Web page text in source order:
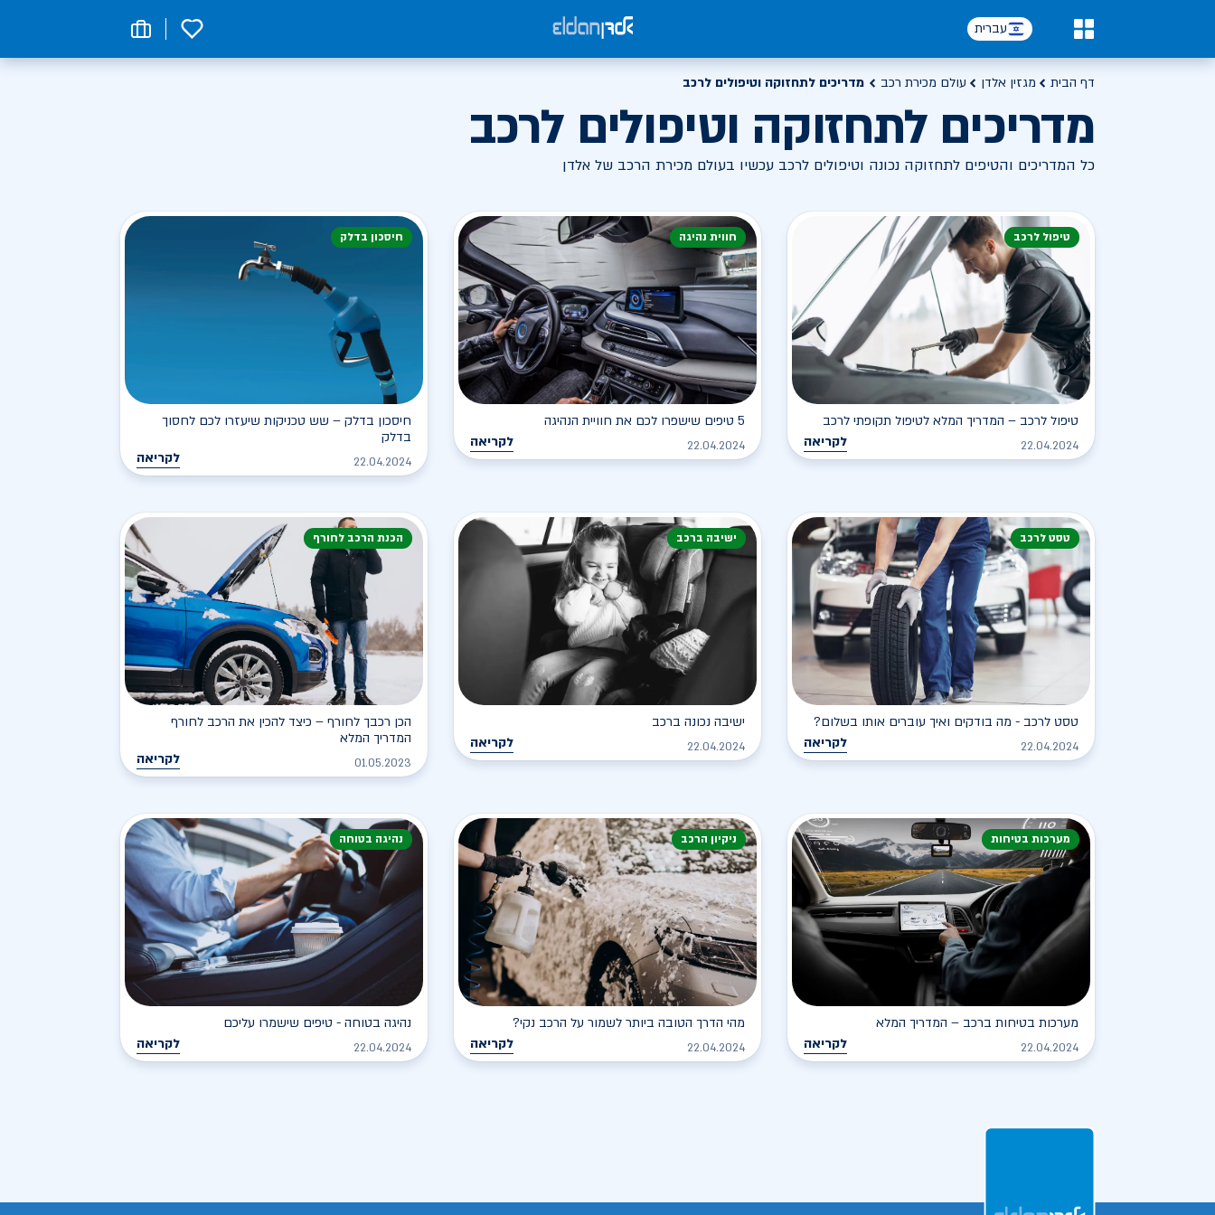
עברית 0
דף הבית מגזין אלדן עולם מכירת רכב מדריכים לתחזוקה וטיפולים לרכב
מדריכים לתחזוקה וטיפולים לרכב
כל המדריכים והטיפים לתחזוקה נכונה וטיפולים לרכב עכשיו בעולם מכירת הרכב של אלדן
טיפול לרכב
טיפול לרכב – המדריך המלא לטיפול תקופתי לרכב
22.04.2024 לקריאה
חווית נהיגה
5 טיפים שישפרו לכם את חוויית הנהיגה
22.04.2024 לקריאה
חיסכון בדלק
חיסכון בדלק – שש טכניקות שיעזרו לכם לחסוך
בדלק
22.04.2024 לקריאה
טסט לרכב
טסט לרכב - מה בודקים ואיך עוברים אותו בשלום?
22.04.2024 לקריאה
ישיבה ברכב
ישיבה נכונה ברכב
22.04.2024 לקריאה
הכנת הרכב לחורף
הכן רכבך לחורף – כיצד להכין את הרכב לחורף
המדריך המלא
01.05.2023 לקריאה
מערכות בטיחות
מערכות בטיחות ברכב – המדריך המלא
22.04.2024 לקריאה
ניקיון הרכב
מהי הדרך הטובה ביותר לשמור על הרכב נקי?
22.04.2024 לקריאה
נהיגה בטוחה
נהיגה בטוחה - טיפים שישמרו עליכם
22.04.2024 לקריאה